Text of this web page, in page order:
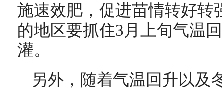
施速效肥，促进苗情转好转
的地区要抓住3月上旬气温
灌。
另外，随着气温回升以及